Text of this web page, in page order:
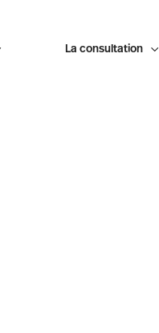
La consultation 